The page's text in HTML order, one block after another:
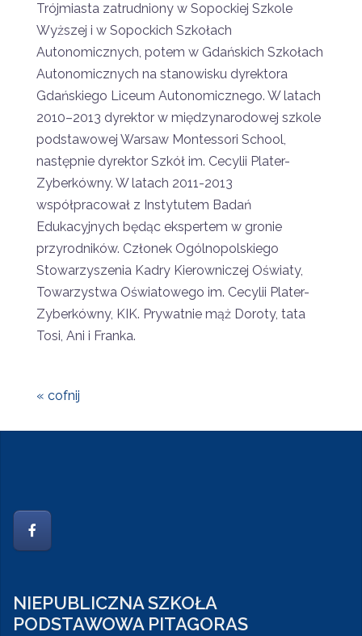
Trójmiasta zatrudniony w Sopockiej Szkole
Wyższej i w Sopockich Szkołach
Autonomicznych, potem w Gdańskich Szkołach
Autonomicznych na stanowisku dyrektora
Gdańskiego Liceum Autonomicznego. W latach
2010–2013 dyrektor w międzynarodowej szkole
podstawowej Warsaw Montessori School,
następnie dyrektor Szkół im. Cecylii Plater-
Zyberkówny. W latach 2011-2013
współpracował z Instytutem Badań
Edukacyjnych będąc ekspertem w gronie
przyrodników. Członek Ogólnopolskiego
Stowarzyszenia Kadry Kierowniczej Oświaty,
Towarzystwa Oświatowego im. Cecylii Plater-
Zyberkówny, KIK. Prywatnie mąż Doroty, tata
Tosi, Ani i Franka.
« cofnij
NIEPUBLICZNA SZKOŁA
PODSTAWOWA PITAGORAS